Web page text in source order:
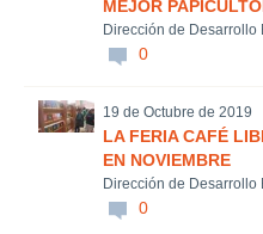
MEJOR
Dirección de Desarrollo
0
19 de Octubre de 2019
LA FERIA CAFÉ
EN NOVIEMBRE
Dirección de Desarrollo
0